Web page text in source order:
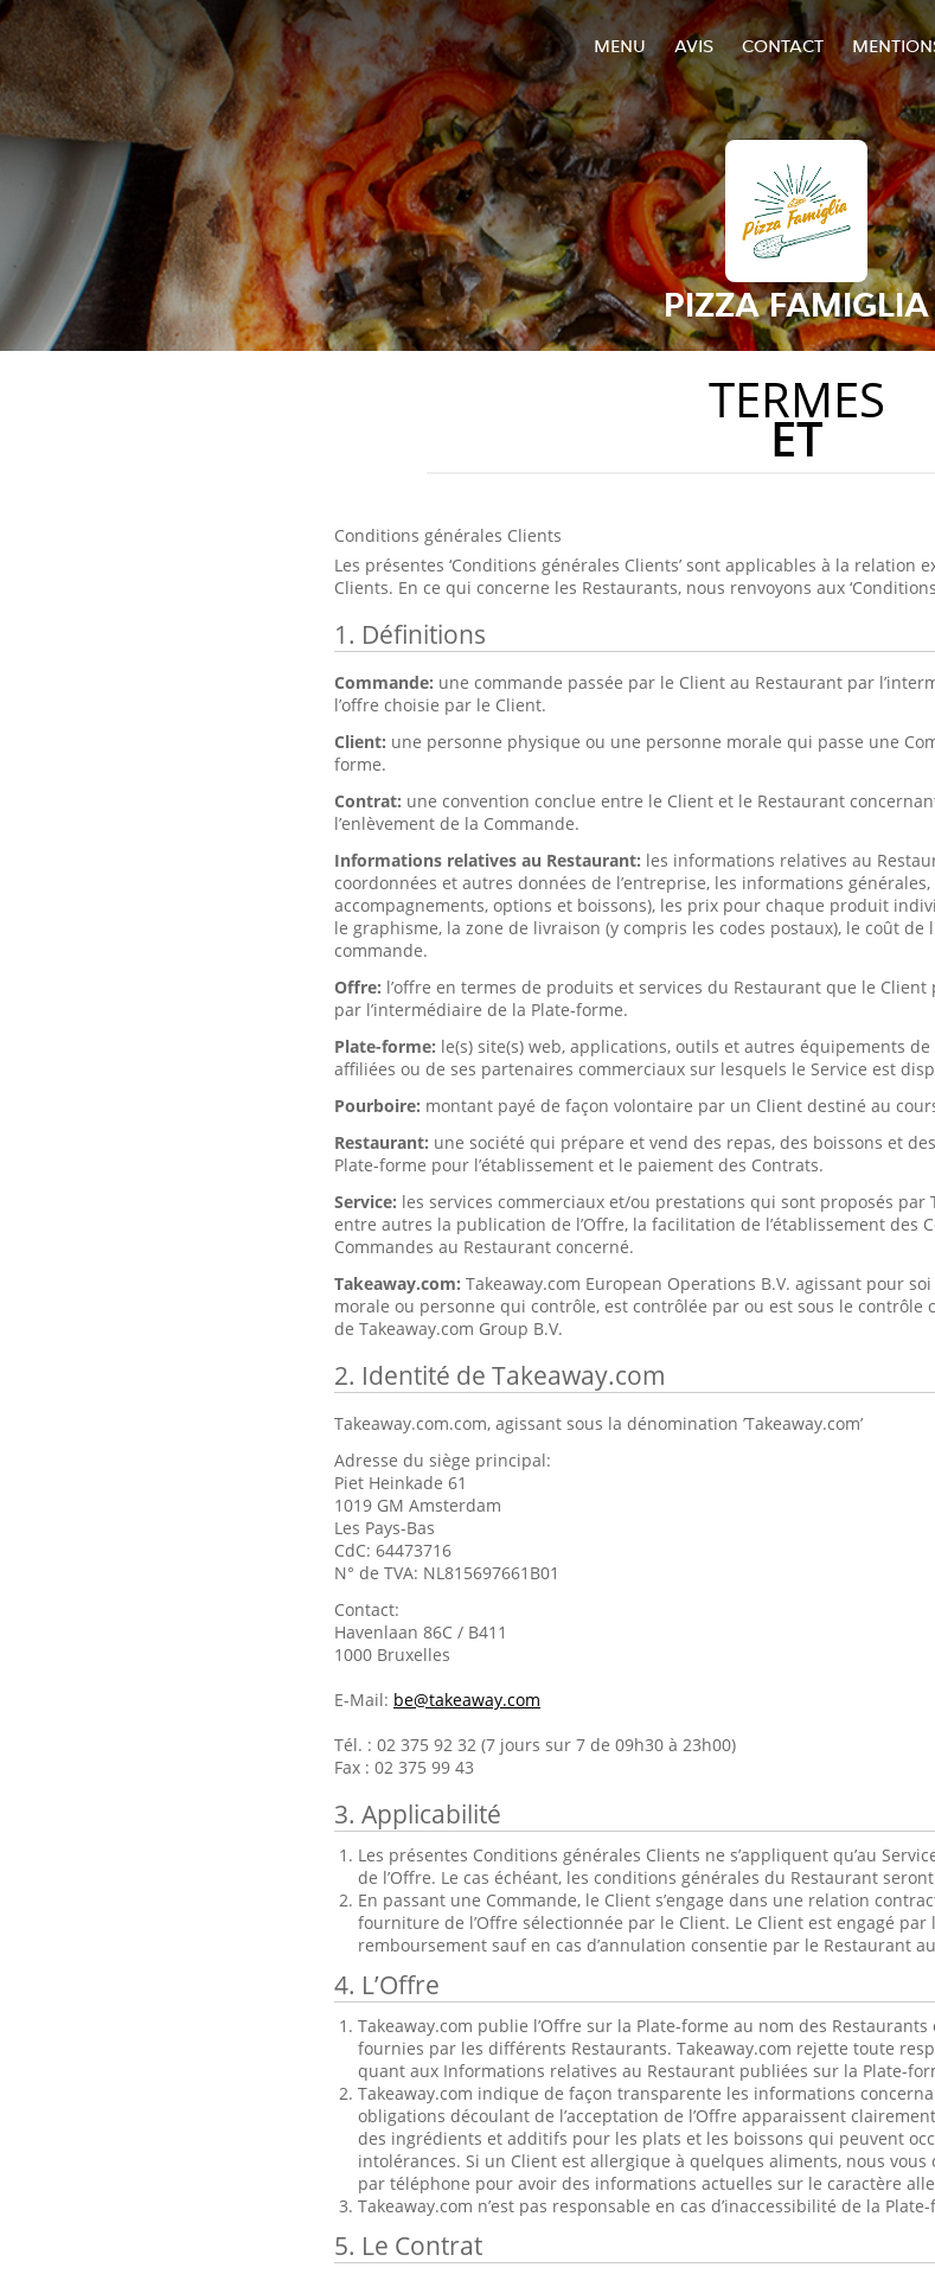
MENU AVIS CONTACT
PIZZA FAMIGLIA
TERMES
ET
Conditions générales Clients
Les présentes ‘Conditions générales Clients’ sont applicables à la relation
Clients. En ce qui concerne les Restaurants, nous renvoyons aux
1. Définitions
Commande: une commande passée par le Client au Restaurant par
l’offre choisie par le Client.
Client: une personne physique ou une personne morale qui passe une
forme.
Contrat: une convention conclue entre le Client et le Restaurant
l’enlèvement de la Commande.
Informations relatives au Restaurant: les informations relatives au
coordonnées et autres données de l’entreprise, les informations
accompagnements, options et boissons), les prix pour chaque produit
le graphisme, la zone de livraison (y compris les codes postaux), le coût
commande.
Offre: l’offre en termes de produits et services du Restaurant que le
par l’intermédiaire de la Plate-forme.
Plate-forme: le(s) site(s) web, applications, outils et autres équipements de
affiliées ou de ses partenaires commerciaux sur lesquels le Service est
Pourboire: montant payé de façon volontaire par un Client destiné au
Restaurant: une société qui prépare et vend des repas, des boissons et
Plate-forme pour l’établissement et le paiement des Contrats.
Service: les services commerciaux et/ou prestations qui sont proposés par
entre autres la publication de l’Offre, la facilitation de l’établissement des
Commandes au Restaurant concerné.
Takeaway.com: Takeaway.com European Operations B.V. agissant pour
morale ou personne qui contrôle, est contrôlée par ou est sous le
de Takeaway.com Group B.V.
2. Identité de Takeaway.com
Takeaway.com.com, agissant sous la dénomination ’Takeaway.com’
Adresse du siège principal:
Piet Heinkade 61
1019 GM Amsterdam
Les Pays-Bas
CdC: 64473716
N° de TVA: NL815697661B01
Contact:
Havenlaan 86C / B411
1000 Bruxelles
E-Mail: be@takeaway.com
Tél. : 02 375 92 32 (7 jours sur 7 de 09h30 à 23h00)
Fax : 02 375 99 43
3. Applicabilité
Les présentes Conditions générales Clients ne s’appliquent qu’au
de l’Offre. Le cas échéant, les conditions générales du Restaurant
En passant une Commande, le Client s’engage dans une relation
fourniture de l’Offre sélectionnée par le Client. Le Client est engagé par
remboursement sauf en cas d’annulation consentie par le Restaurant
4. L’Offre
Takeaway.com publie l’Offre sur la Plate-forme au nom des
fournies par les différents Restaurants. Takeaway.com rejette toute
quant aux Informations relatives au Restaurant publiées sur la Plate-
Takeaway.com indique de façon transparente les informations
obligations découlant de l’acceptation de l’Offre apparaissent
des ingrédients et additifs pour les plats et les boissons qui peuvent
intolérances. Si un Client est allergique à quelques aliments, nous
par téléphone pour avoir des informations actuelles sur le caractère
Takeaway.com n’est pas responsable en cas d’inaccessibilité de la
5. Le Contrat